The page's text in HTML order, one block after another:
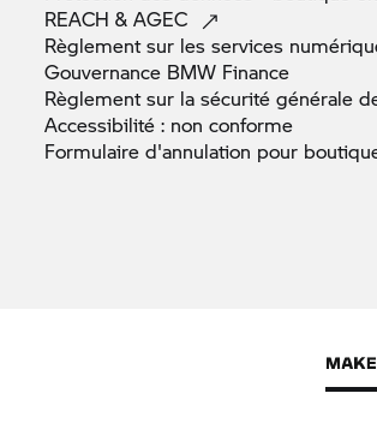
REACH &AGEC
Règlement sur les services
Gouvernance BMW Finance
Règlement sur la sécurité générale
Accessibilité : nonconforme
Formulaire d'annulation pour